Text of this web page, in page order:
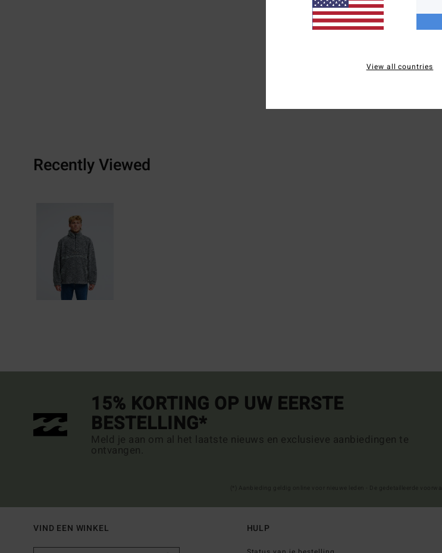
Recently Viewed
15% KORTING OP UW EERSTE
BESTELLING*
Meld je aan om al het laatste nieuws en exclusieve aanbiedingen te
ontvangen.
VIND EEN WINKEL HULP
View all countries